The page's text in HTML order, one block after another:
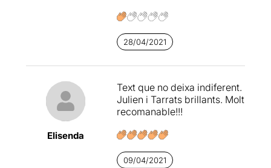
28/04/2021
Elisenda
Text que no deixa indiferent.
Julien i Tarrats brillants. Molt
recomanable!!!
09/04/2021